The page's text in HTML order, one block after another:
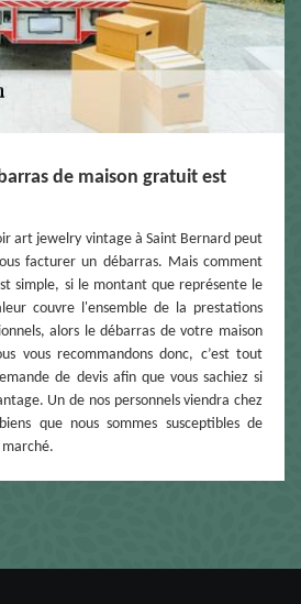
de maison gratuit est
art jewelry vintage à Saint Bernard peut
facturer un débarras. Mais comment
simple, si le montant que représente le
couvre l'ensemble de la prestations
alors le débarras de votre maison
vous recommandons donc, c’est tout
de devis afin que vous sachiez si
Un de nos personnels viendra chez
que nous sommes susceptibles de